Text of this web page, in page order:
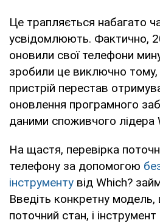
Це трапляється набагато
усвідомлюють. Фактично,
оновили свої телефони
зробили це виключно тому,
пристрій перестав
оновлення програмного
даними споживчого лідера
На щастя, перевірка
телефону за допомогою
інструменту від Which?
Введіть конкретну
поточний стан, і